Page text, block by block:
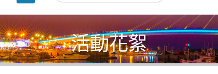
facebookyoutube
活動花絮